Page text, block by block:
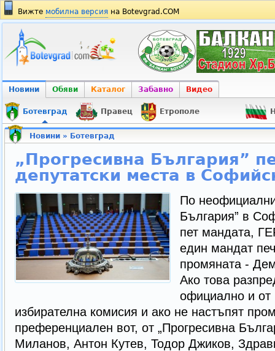
Вижте мобилна версия на Botevgrad.COM
Новини Обяви Каталог Забавно Видео
Ботевград Правец Етрополе
Новини» Ботевград
„Прогресивна България”
депутатски места в
По
България” в
пет мандата,
един мандат
промяната -
Ако това
официално и от
избирателна комисия и ако не настъпят
преференциален вот, от „Прогресивна
Миланов, Антон Кутев, Тодор Джиков,